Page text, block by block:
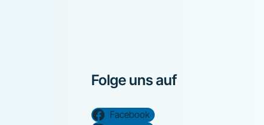
Folge uns auf
Facebook